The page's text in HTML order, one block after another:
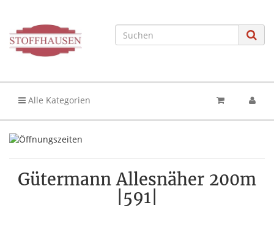
Alle Kategorien
Gütermann Allesnäher 200m
|591|